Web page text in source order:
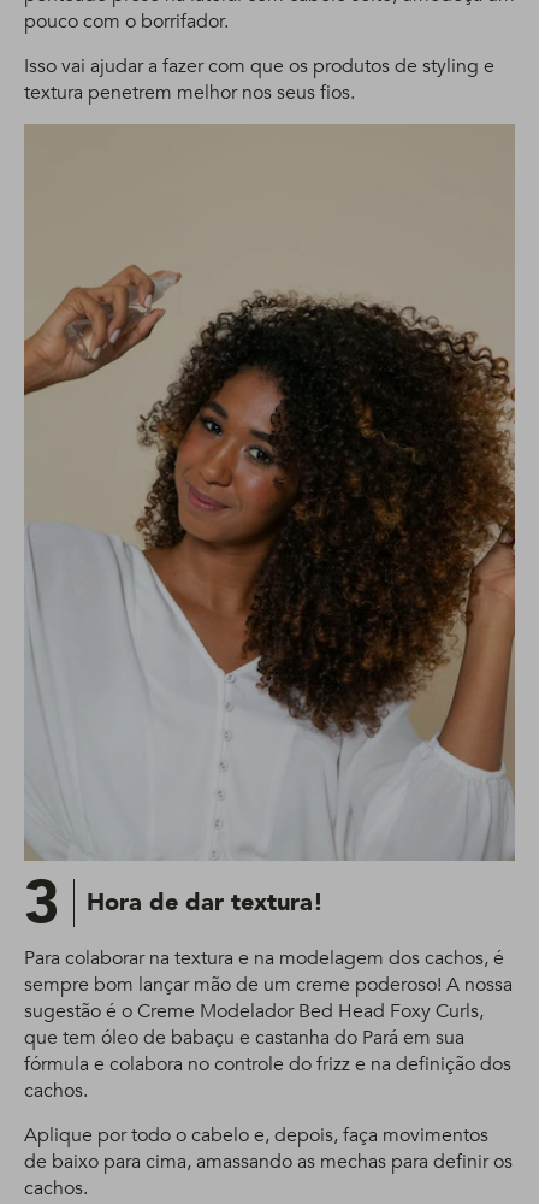
pouco com o borrifador.
Isso vai ajudar a fazer com que os produtos de styling e
textura penetrem melhor nos seus fios.
3 Hora de dar textura!
Para colaborar na textura e na modelagem dos cachos, é
sempre bom lançar mão de um creme poderoso! A nossa
sugestão é o Creme Modelador Bed Head Foxy Curls,
que tem óleo de babaçu e castanha do Pará em sua
fórmula e colabora no controle do frizz e na definição dos
cachos.
Aplique por todo o cabelo e, depois, faça movimentos
de baixo para cima, amassando as mechas para definir os
cachos.